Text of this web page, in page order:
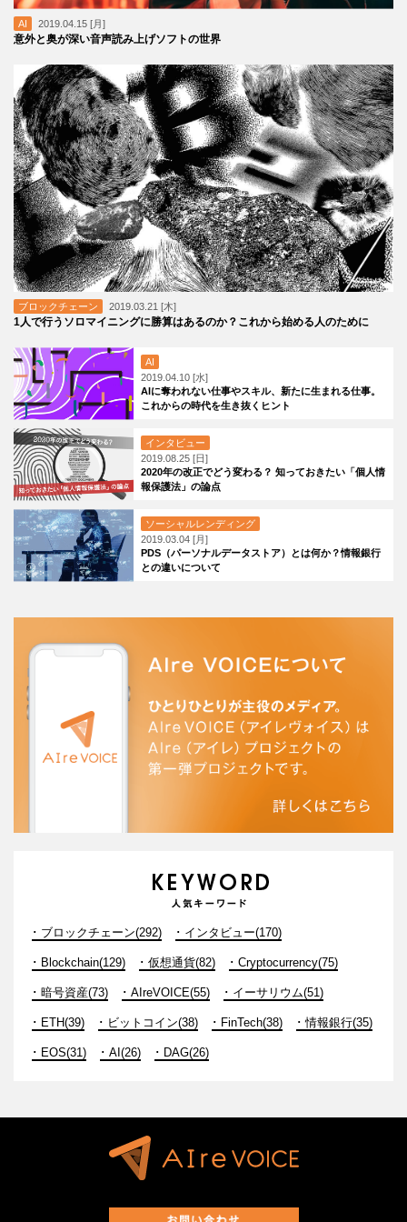
AI 2019.04.15 [月]
意外と奥が深い音声読み上げソフトの世界
ブロックチェーン 2019.03.21 [木]
1人で行うソロマイニングに勝算はあるのか？これから始める人のために
AI
2019.04.10 [水]
AIに奪われない仕事やスキル、新たに生まれる仕事。
これからの時代を生き抜くヒント
インタビュー
2019.08.25 [日]
2020年の改正でどう変わる？ 知っておきたい「個人情
報保護法」の論点
ソーシャルレンディング
2019.03.04 [月]
PDS（パーソナルデータストア）とは何か？情報銀行
との違いについて
ブロックチェーン(292) インタビュー(170)
Blockchain(129) 仮想通貨(82) Cryptocurrency(75)
暗号資産(73) AIreVOICE(55) イーサリウム(51)
ETH(39) ビットコイン(38) FinTech(38) 情報銀行(35)
EOS(31) AI(26) DAG(26)